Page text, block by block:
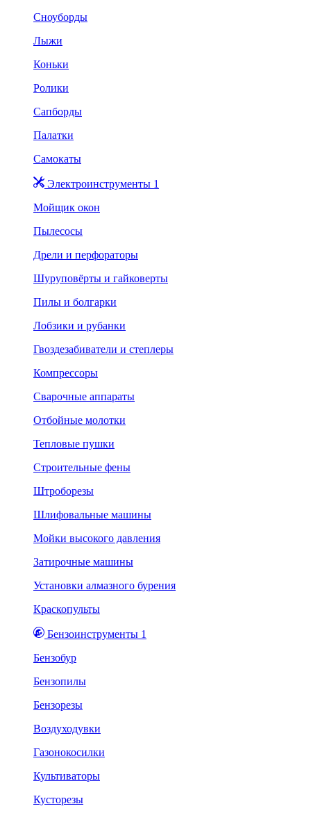
Сноуборды
Лыжи
Коньки
Ролики
Сапборды
Палатки
Самокаты
Электроинструменты 1
Мойщик окон
Пылесосы
Дрели и перфораторы
Шуруповёрты и гайковерты
Пилы и болгарки
Лобзики и рубанки
Гвоздезабиватели и степлеры
Компрессоры
Сварочные аппараты
Отбойные молотки
Тепловые пушки
Строительные фены
Штроборезы
Шлифовальные машины
Мойки высокого давления
Затирочные машины
Установки алмазного бурения
Краскопульты
Бензоинструменты 1
Бензобур
Бензопилы
Бензорезы
Воздуходувки
Газонокосилки
Культиваторы
Кусторезы